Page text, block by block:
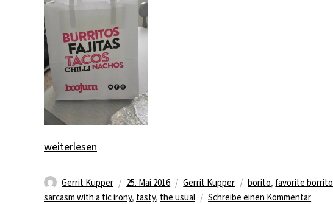
„I’ve been asked for the usual!“
weiterlesen
Autor
Gerrit Kupper
Veröffentlicht
am
25. Mai 2016 Kategorien
Gerrit Kupper Schlagwörter
borito,favorite borrito
sarcasm with a tic irony, tasty, the usual Schreibe einen Kommentarzu